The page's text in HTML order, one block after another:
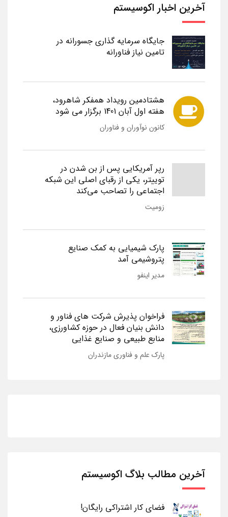
آخرین اخبار اکوسیستم
جایگاه سرمایه گذاری جسورانه در
تامین نیاز فناورانه
هشتادمین رویداد همفکر شاهرود،
هفته اول آبان 1401 برگزار می شود
کانون نوآوران و فناوران
رپر آمریکایی پس از بن شدن در
توییتر، یکی از رقبای اصلی این شبکه
اجتماعی را تصاحب می‌کند
زومیت
پارک شیمیایی به کمک صنایع
پتروشیمی آمد
مدیر اینفو
فراخوان پذیرش شرکت های فناور و
دانش بنیان فعال در حوزه کشاورزی،
منابع طبیعی و صنایع غذایی
پارک علم و فناوری مازندران
آخرین مطالب بلاگ اکوسیستم
فضای کار اشتراکی رایگان!